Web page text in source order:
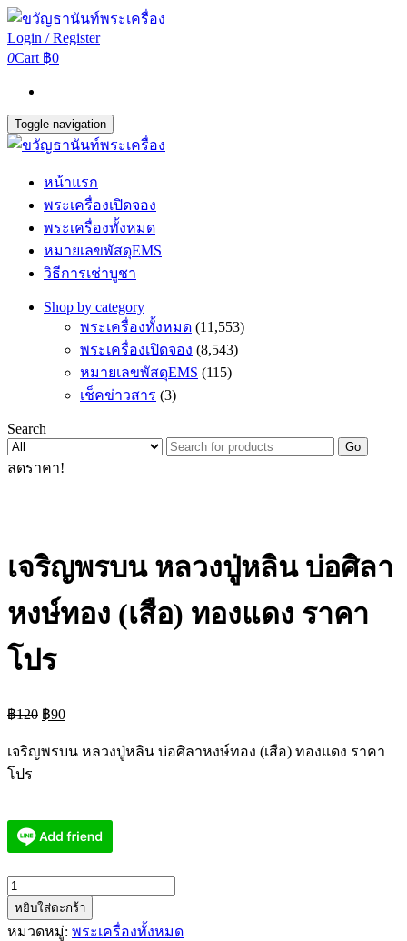
Login / Register
0Cart ฿0
Toggle navigation
หน้าแรก
พระเครื่องเปิดจอง
พระเครื่องทั้งหมด
หมายเลขพัสดุEMS
วิธีการเช่าบูชา
Shop by category
พระเครื่องทั้งหมด (11,553)
พระเครื่องเปิดจอง (8,543)
หมายเลขพัสดุEMS (115)
เช็คข่าวสาร (3)
Search
Go
ลดราคา!
เจริญพรบน หลวงปู่หลิน บ่อศิลา
หงษ์ทอง (เสือ) ทองแดง ราคา
โปร
฿120 Original
price
฿90Current
price
เจริญพรบน หลวงปู่หลิน บ่อศิลาหงษ์ทอง (เสือ) ทองแดง ราคา
โปร
จำนวน
เจริญพร
บน
หยิบใส่ตะกร้า
หมวดหมู่: พระเครื่องทั้งหมด